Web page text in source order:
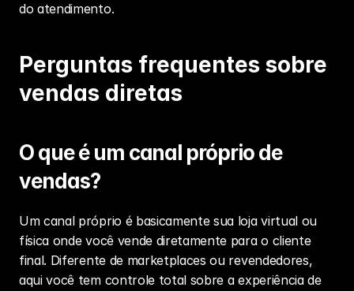
do atendimento.
Perguntas frequentes sobre
vendas diretas
O que é um canal próprio de
vendas?
Um canal próprio é basicamente sua loja virtual ou
física onde você vende diretamente para o cliente
final. Diferente de marketplaces ou revendedores,
aqui você tem controle total sobre a experiência de